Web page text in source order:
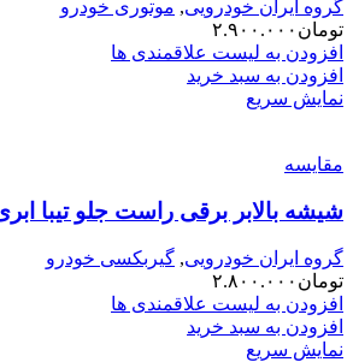
گروه ایران خودرویی, موتوری خودرو
تومان ۲.۹۰۰.۰۰۰
افزودن به لیست علاقمندی ها
افزودن به سبد خرید
نمایش سریع
مقایسه
شیشه بالابر برقی راست جلو تیبا
گروه ایران خودرویی, گیربکسی خودرو
تومان ۲.۸۰۰.۰۰۰
افزودن به لیست علاقمندی ها
افزودن به سبد خرید
نمایش سریع